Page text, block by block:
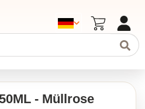
- Müllrose